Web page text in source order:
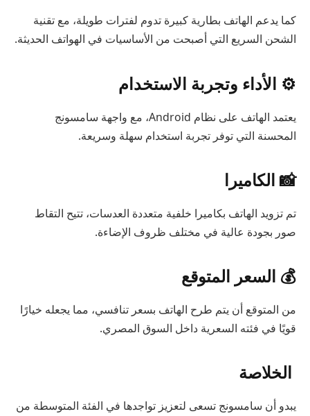
كما يدعم الهاتف بطارية كبيرة تدوم لفترات طويلة، مع تقنية
الشحن السريع التي أصبحت من الأساسيات في الهواتف الحديثة.
⚙️ الأداء وتجربة الاستخدام
يعتمد الهاتف على نظام Android، مع واجهة سامسونج
المحسنة التي توفر تجربة استخدام سهلة وسريعة.
📸 الكاميرا
تم تزويد الهاتف بكاميرا خلفية متعددة العدسات، تتيح التقاط
صور بجودة عالية في مختلف ظروف الإضاءة.
💰 السعر المتوقع
من المتوقع أن يتم طرح الهاتف بسعر تنافسي، مما يجعله خيارًا
قويًا في فئته السعرية داخل السوق المصري.
الخلاصة
يبدو أن سامسونج تسعى لتعزيز تواجدها في الفئة المتوسطة من